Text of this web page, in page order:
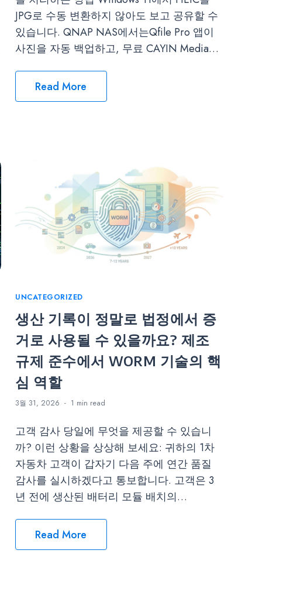
JPG로 수동 변환하지 않아도 보고 공유할 수
있습니다. QNAP NAS에서는Qfile Pro 앱이
사진을 자동 백업하고, 무료 CAYIN Media…
Read More
Categories
UNCATEGORIZED
생산 기록이 정말로 법정에서 증
거로 사용될 수 있을까요? 제조
규제 준수에서 WORM 기술의 핵
심 역할
3월 31, 2026 1 min read
고객 감사 당일에 무엇을 제공할 수 있습니
까? 이런 상황을 상상해 보세요: 귀하의 1차
자동차 고객이 갑자기 다음 주에 연간 품질
감사를 실시하겠다고 통보합니다. 고객은 3
년 전에 생산된 배터리 모듈 배치의…
Read More